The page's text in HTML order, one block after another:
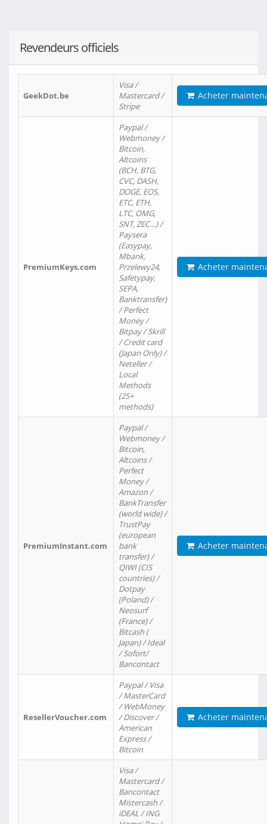
Revendeurs officiels
GeekDot.be
Visa /
Mastercard /
Stripe
Acheter
PremiumKeys.com
Paypal /
Webmoney /
Bitcoin,
Altcoins
(BCH, BTG,
CVC, DASH,
DOGE, EOS,
ETC, ETH,
LTC, OMG,
SNT, ZEC…) /
Paysera
(Easypay,
Mbank,
Przelewy24,
Safetypay,
SEPA,
Banktransfer)
/ Perfect
Money /
Bitpay / Skrill
/ Credit card
(Japan Only) /
Neteller /
Local
Methods
(25+
methods)
Acheter
PremiumInstant.com
Paypal /
Webmoney /
Bitcoin,
Altcoins /
Perfect
Money /
Amazon /
BankTransfer
(world wide) /
TrustPay
(european
bank
transfer) /
QIWI (CIS
countries) /
Dotpay
(Poland) /
Neosurf
(France) /
Bitcash (
Japan) / Ideal
/ Sofort/
Bancontact
Acheter
ResellerVoucher.com
Paypal / Visa
/ MasterCard
/ WebMoney
/ Discover /
American
Express /
Bitcoin
Acheter
Visa /
Mastercard /
Bancontact
Mistercash /
iDEAL / ING